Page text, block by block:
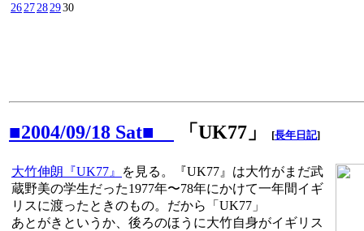
2627282930
■2004/09/18 Sat■ 「UK77」 [長年日記]
大竹伸朗『UK77』
を見る。『UK77』は大竹がまだ武
蔵野美の学生だった1977年〜78年にかけて一年間イギ
リスに渡ったときのもの。だから「UK77」
あとがきというか、後ろのほうに大竹自身がイギリス